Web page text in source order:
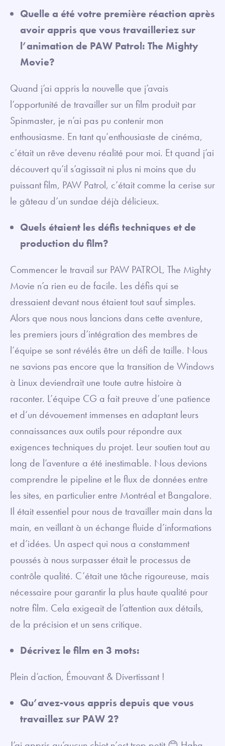
Quelle a été votre première réaction après
avoir appris que vous travailleriez sur
l’animation de PAW Patrol: The Mighty
Movie?
Quand j’ai appris la nouvelle que j’avais
l’opportunité de travailler sur un film produit par
Spinmaster, je n’ai pas pu contenir mon
enthousiasme. En tant qu’enthousiaste de cinéma,
c’était un rêve devenu réalité pour moi. Et quand j’ai
découvert qu’il s’agissait ni plus ni moins que du
puissant film, PAW Patrol, c’était comme la cerise sur
le gâteau d’un sundae déjà délicieux.
Quels étaient les défis techniques et de
production du film?
Commencer le travail sur PAW PATROL, The Mighty
Movie n’a rien eu de facile. Les défis qui se
dressaient devant nous étaient tout sauf simples.
Alors que nous nous lancions dans cette aventure,
les premiers jours d’intégration des membres de
l’équipe se sont révélés être un défi de taille. Nous
ne savions pas encore que la transition de Windows
à Linux deviendrait une toute autre histoire à
raconter. L’équipe CG a fait preuve d’une patience
et d’un dévouement immenses en adaptant leurs
connaissances aux outils pour répondre aux
exigences techniques du projet. Leur soutien tout au
long de l’aventure a été inestimable. Nous devions
comprendre le pipeline et le flux de données entre
les sites, en particulier entre Montréal et Bangalore.
Il était essentiel pour nous de travailler main dans la
main, en veillant à un échange fluide d’informations
et d’idées. Un aspect qui nous a constamment
poussés à nous surpasser était le processus de
contrôle qualité. C’était une tâche rigoureuse, mais
nécessaire pour garantir la plus haute qualité pour
notre film. Cela exigeait de l’attention aux détails,
de la précision et un sens critique.
Décrivez le film en 3 mots:
Plein d’action, Émouvant & Divertissant !
Qu’avez-vous appris depuis que vous
travaillez sur PAW 2?